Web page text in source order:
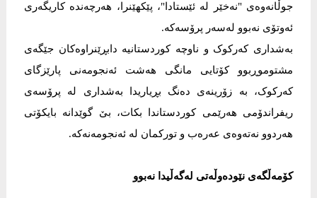
جوڵانه‌وه‌ی "نه‌خێر له‌ ئێستادا"، پێکهێنرا، هه‌رچه‌نده‌ کاریگه‌ری
ئه‌وتۆی نه‌بوو له‌سه‌ر پرۆسه‌که‌.
بەشدارى کەرکوک و ناوچە کوردستانیە دابڕێنراوەکان جێگەى
مشتوموڕبوو کۆتایی مانگی هەشت ئەنجومەنی پارێزگای
کەرکوک، به‌ زۆرینه‌ی دەنگ بڕیاریدا بەشداری لە پرۆسەی
ریفراندۆمی هەرێمی کوردستاندا بکات، ‌بێ گوێدانه‌ بایکۆتی
هه‌ردوو نه‌ته‌وه‌ی عه‌ره‌ب و تورکمان له‌ ئه‌نجومه‌نەکە.
کۆمەڵگەى نێودەوڵەتى لەگەڵیدا نەبوو